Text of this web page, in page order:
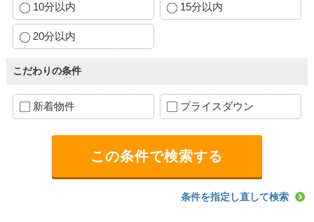
10分以内 15分以内
20分以内
こだわりの条件
新着物件 プライスダウン
条件を指定し直して検索